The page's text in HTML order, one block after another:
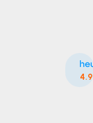
4.9